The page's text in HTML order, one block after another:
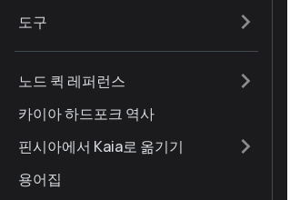
도구
노드 퀵 레퍼런스
카이아 하드포크 역사
핀시아에서 Kaia로 옮기기
용어집